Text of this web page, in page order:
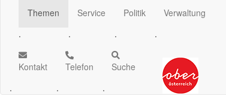
Themen
.
Service
.
Politik
.
Verwaltung
.
Kontakt
.
Telefon
.
Suche
.